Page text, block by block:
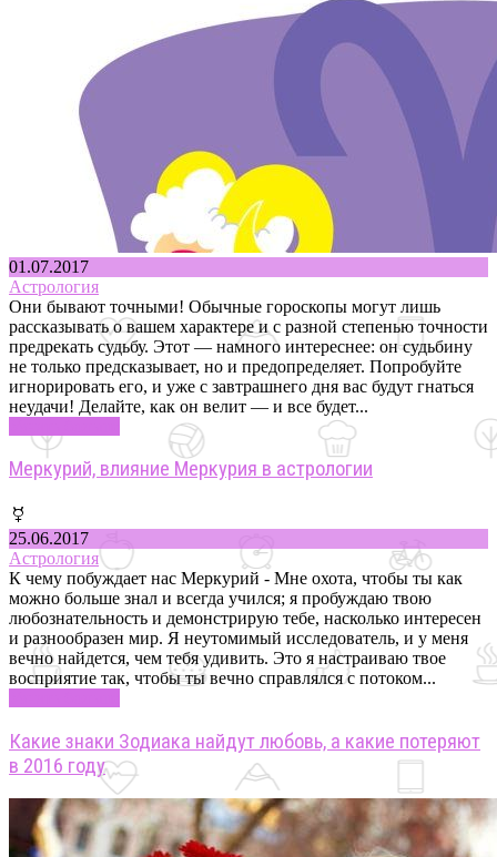
01.07.2017
Астрология
Они бывают точными! Обычные гороскопы могут лишь
рассказывать о вашем характере и с разной степенью точности
предрекать судьбу. Этот — намного интереснее: он судьбину
не только предсказывает, но и предопределяет. Попробуйте
игнорировать его, и уже с завтрашнего дня вас будут гнаться
неудачи! Делайте, как он велит — и все будет...
Меркурий, влияние Меркурия в астрологии
25.06.2017
Астрология
К чему побуждает нас Меркурий - Мне охота, чтобы ты как
можно больше знал и всегда учился; я пробуждаю твою
любознательность и демонстрирую тебе, насколько интересен
и разнообразен мир. Я неутомимый исследователь, и у меня
вечно найдется, чем тебя удивить. Это я настраиваю твое
восприятие так, чтобы ты вечно справлялся с потоком...
Какие знаки Зодиака найдут любовь, а какие потеряют
в 2016 году